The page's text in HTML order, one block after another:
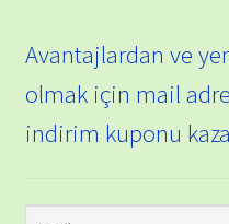
Avantajlardan ve
olmak için mail
indirim kuponu